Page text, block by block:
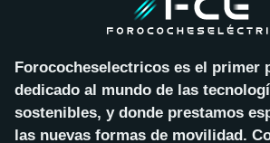
Forococheselectricos es el primer
dedicado al mundo de las
sostenibles, y donde prestamos
las nuevas formas de movilidad.